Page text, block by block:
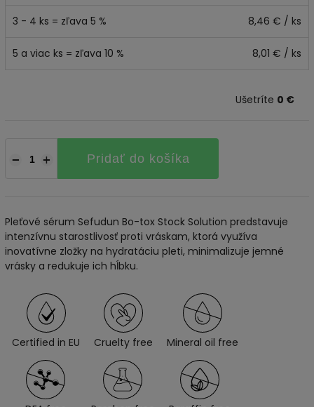
3 - 4 ks = zľava 5 % 8,46 € / ks
5 a viac ks = zľava 10 % 8,01 € / ks
Ušetríte 0 €
+
− Pridať do košíka
Pleťové sérum Sefudun Bo-tox Stock Solution predstavuje
intenzívnu starostlivosť proti vráskam, ktorá využíva
inovatívne zložky na hydratáciu pleti, minimalizuje jemné
vrásky a redukuje ich hĺbku.
Certified in EU Cruelty free Mineral oil free